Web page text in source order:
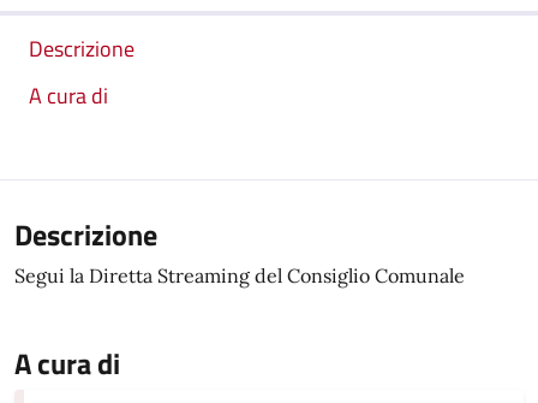
Descrizione
A cura di
Descrizione
Segui la Diretta Streaming del Consiglio Comunale
A cura di